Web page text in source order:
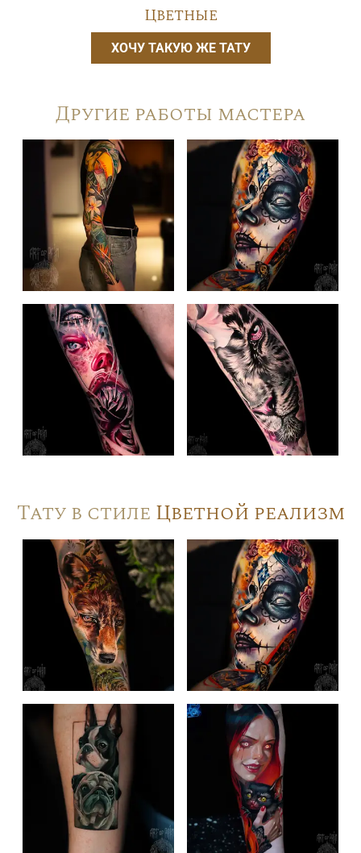
Цветные
ХОЧУ ТАКУЮ ЖЕ ТАТУ
Другие работы мастера
Тату в стиле Цветной реализм